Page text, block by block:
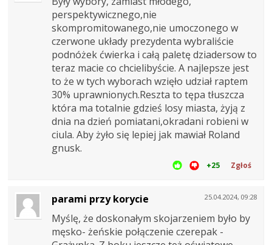
perspektywicznego,nie
skompromitowanego,nie umoczonego w
czerwone układy prezydenta wybraliście
podnóżek ćwierka i całą paletę dziadersow to
teraz macie co chcielibyście. A najlepsze jest
to że w tych wyborach wzięło udział raptem
30% uprawnionych.Reszta to tępa tłuszcza
która ma totalnie gdzieś losy miasta, żyją z
dnia na dzień pomiatani,okradani robieni w
ciula. Aby żyło się lepiej jak mawiał Roland
gnusk.
+25 Zgłoś
25.04.2024, 09:28
parami przy korycie
Myślę, że doskonałym skojarzeniem było by
męsko- żeńskie połączenie czerepak -